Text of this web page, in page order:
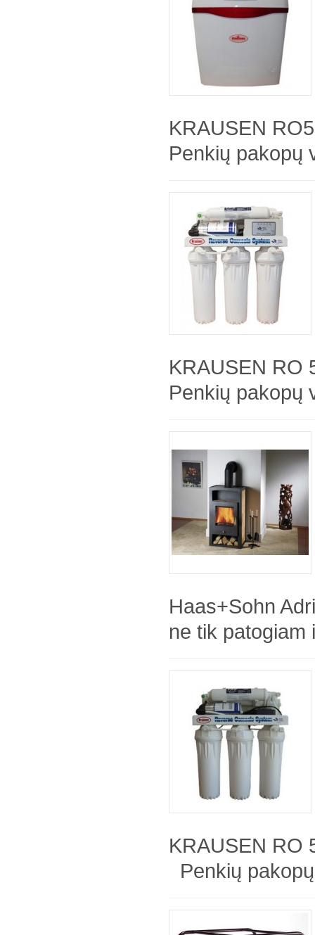
KRAUSEN
Penkių pakopų
KRAUSEN
Penkių pakopų
Haas+Sohn
ne tik patogiam
KRAUSEN
Penkių